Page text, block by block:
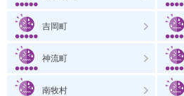
吉岡町
神流町
南牧村